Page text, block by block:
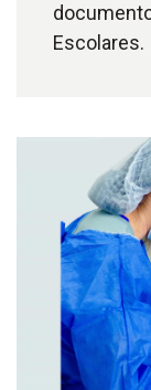
Escolares.